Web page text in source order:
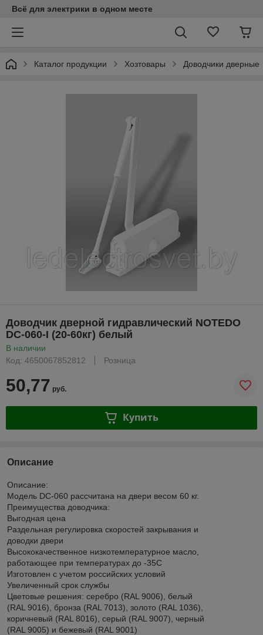
Всё для электрики в одном месте
Каталог продукции Хозтовары Доводчики дверные
Доводчик дверной гидравлический NOTEDO
DC-060-I (20-60кг) белый
В наличии
Код: 4650067852812
Розница
50,77 руб.
Купить
Описание
Описание:
Модель DC-060 рассчитана на двери весом 60 кг.
Преимущества доводчика:
Выгодная цена
Раздельная регулировка скоростей закрывания и
доводки двери
Высококачественное низкотемпературное масло,
работающее при температурах до -35С
Изготовлен с учетом российских условий
Увеличенный срок службы
Цветовые решения: серебро (RAL 9006), белый
(RAL 9016), бронза (RAL 7013), золото (RAL 1036),
коричневый (RAL 8016), серый (RAL 9007), черный
(RAL 9005) и бежевый (RAL 9001)